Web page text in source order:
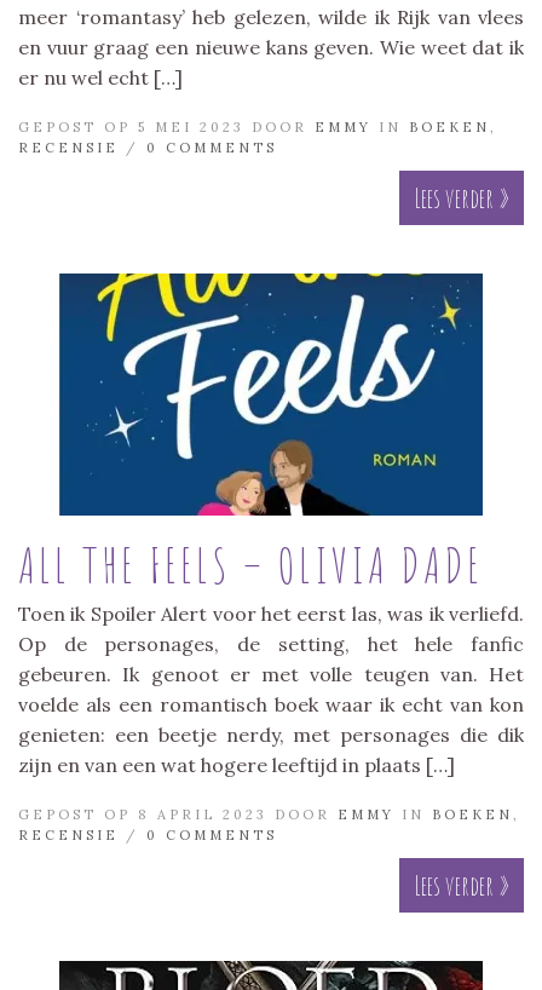
meer ‘romantasy’ heb gelezen, wilde ik Rijk van vlees
en vuur graag een nieuwe kans geven. Wie weet dat ik
er nu wel echt […]
GEPOST OP 5 MEI 2023 DOOR EMMY IN BOEKEN
RECENSIE
/ 0 COMMENTS
Lees verder »
ALL THE FEELS – OLIVIA DADE
Toen ik Spoiler Alert voor het eerst las, was ik verliefd.
Op de personages, de setting, het hele fanfic
gebeuren. Ik genoot er met volle teugen van. Het
voelde als een romantisch boek waar ik echt van kon
genieten: een beetje nerdy, met personages die dik
zijn en van een wat hogere leeftijd in plaats […]
GEPOST OP 8 APRIL 2023 DOOR EMMY IN BOEKEN
RECENSIE
/ 0 COMMENTS
Lees verder »